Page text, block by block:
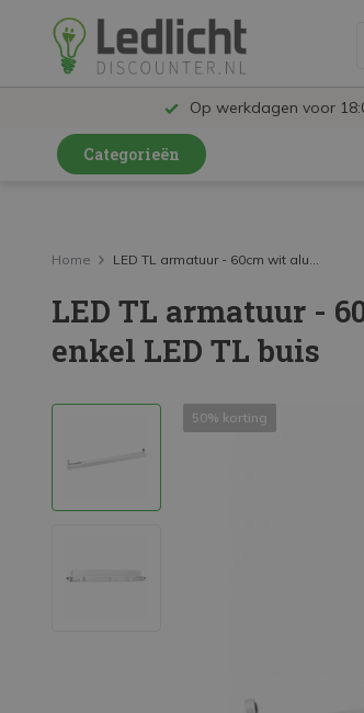
Op werkdagen voor
Categorieën
LED Railspots
LED Panelen
LED TL
LED Schijnwerpers
LED Buitenverlichting
Home LED TL armatuur - 60cm wit alu...
LED TL armatuur -
enkel LED TL buis
50% korting